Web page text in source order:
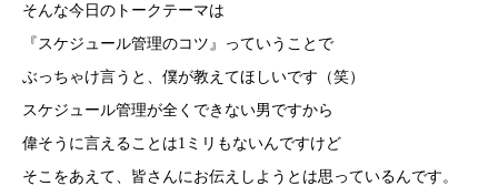
そんな今日のトークテーマは
『スケジュール管理のコツ』っていうことで
ぶっちゃけ言うと、僕が教えてほしいです（笑）
スケジュール管理が全くできない男ですから
偉そうに言えることは1ミリもないんですけど
そこをあえて、皆さんにお伝えしようとは思っているんです。